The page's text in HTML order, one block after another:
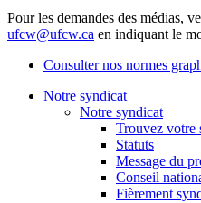
Pour les demandes des médias,
ufcw@ufcw.ca en indiquant le
Consulter nos normes
Notre syndicat
Notre syndicat
Trouvez votre
Statuts
Message du
Conseil
Fièrement